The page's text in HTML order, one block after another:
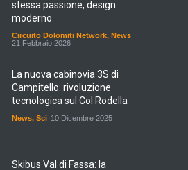
stessa passione, design
moderno
Circuito Dolomiti Network, News
21 Febbraio 2026
La nuova cabinovia 3S di
Campitello: rivoluzione
tecnologica sul Col Rodella
News, Sci 10 Dicembre 2025
mobilità intelligente sulle